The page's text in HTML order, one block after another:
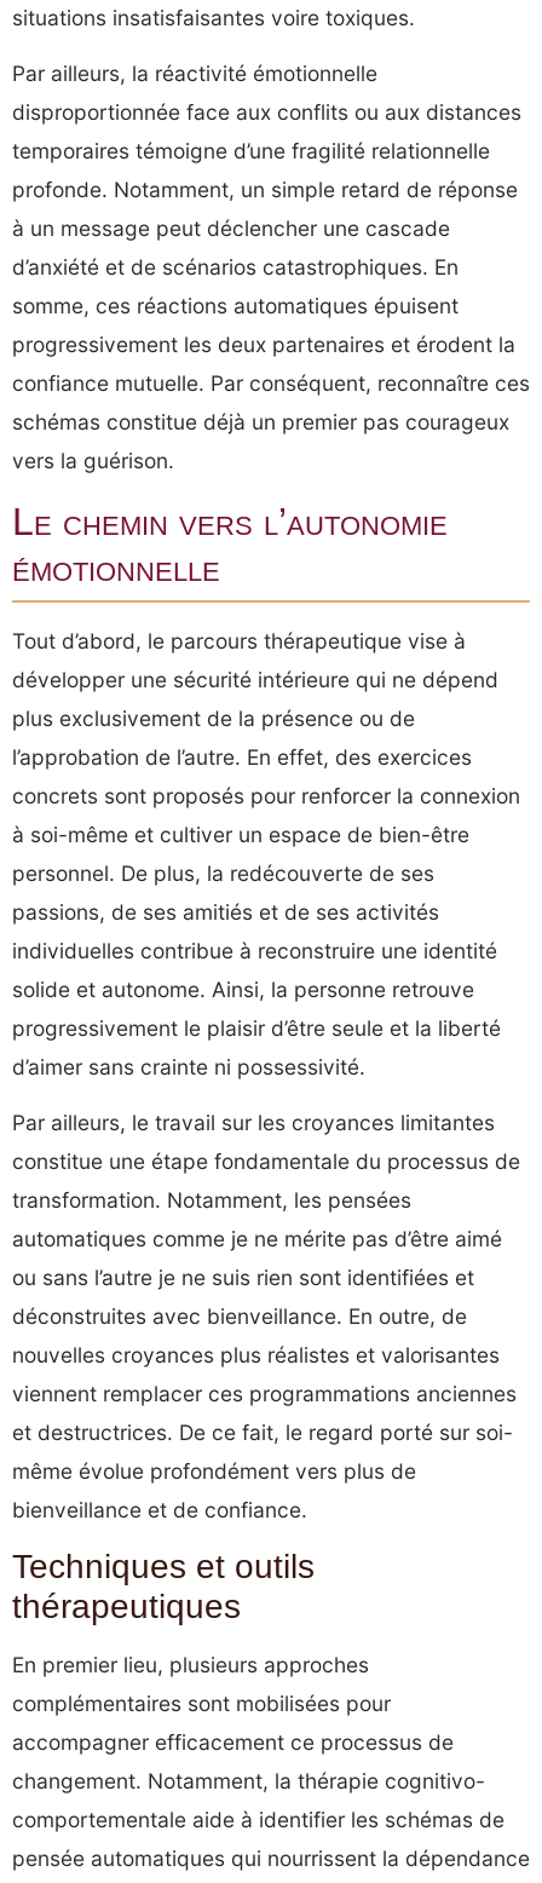
situations insatisfaisantes voire toxiques.
Par ailleurs, la réactivité émotionnelle
disproportionnée face aux conflits ou aux distances
temporaires témoigne d’une fragilité relationnelle
profonde. Notamment, un simple retard de réponse
à un message peut déclencher une cascade
d’anxiété et de scénarios catastrophiques. En
somme, ces réactions automatiques épuisent
progressivement les deux partenaires et érodent la
confiance mutuelle. Par conséquent, reconnaître ces
schémas constitue déjà un premier pas courageux
vers la guérison.
Le chemin vers l’autonomie
émotionnelle
Tout d’abord, le parcours thérapeutique vise à
développer une sécurité intérieure qui ne dépend
plus exclusivement de la présence ou de
l’approbation de l’autre. En effet, des exercices
concrets sont proposés pour renforcer la connexion
à soi-même et cultiver un espace de bien-être
personnel. De plus, la redécouverte de ses
passions, de ses amitiés et de ses activités
individuelles contribue à reconstruire une identité
solide et autonome. Ainsi, la personne retrouve
progressivement le plaisir d’être seule et la liberté
d’aimer sans crainte ni possessivité.
Par ailleurs, le travail sur les croyances limitantes
constitue une étape fondamentale du processus de
transformation. Notamment, les pensées
automatiques comme je ne mérite pas d’être aimé
ou sans l’autre je ne suis rien sont identifiées et
déconstruites avec bienveillance. En outre, de
nouvelles croyances plus réalistes et valorisantes
viennent remplacer ces programmations anciennes
et destructrices. De ce fait, le regard porté sur soi-
même évolue profondément vers plus de
bienveillance et de confiance.
Techniques et outils
thérapeutiques
En premier lieu, plusieurs approches
complémentaires sont mobilisées pour
accompagner efficacement ce processus de
changement. Notamment, la thérapie cognitivo-
comportementale aide à identifier les schémas de
pensée automatiques qui nourrissent la dépendance